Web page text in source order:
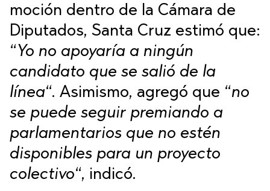
moción dentro de la Cámara de
Diputados, Santa Cruz estimó que:
“ Yo no apoyaría a ningún
candidato que se salió de la
línea“. Asimismo, agregó que “no
se puede seguir premiando a
parlamentarios que no estén
disponibles para un proyecto
colectivo“, indicó.